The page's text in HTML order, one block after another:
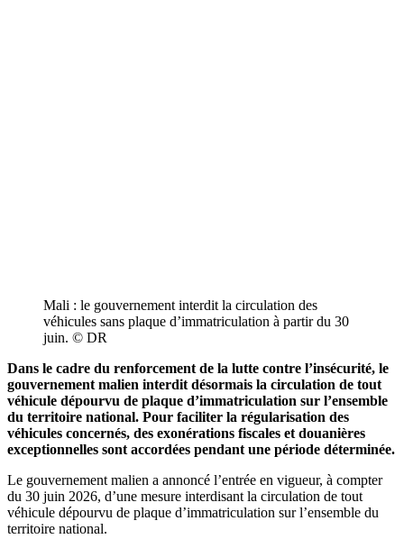
Mali : le gouvernement interdit la circulation des
véhicules sans plaque d’immatriculation à partir du 30
juin. © DR
Dans le cadre du renforcement de la lutte contre l’insécurité, le
gouvernement malien interdit désormais la circulation de tout
véhicule dépourvu de plaque d’immatriculation sur l’ensemble
du territoire national. Pour faciliter la régularisation des
véhicules concernés, des exonérations fiscales et douanières
exceptionnelles sont accordées pendant une période déterminée.
Le gouvernement malien a annoncé l’entrée en vigueur, à compter
du 30 juin 2026, d’une mesure interdisant la circulation de tout
véhicule dépourvu de plaque d’immatriculation sur l’ensemble du
territoire national.